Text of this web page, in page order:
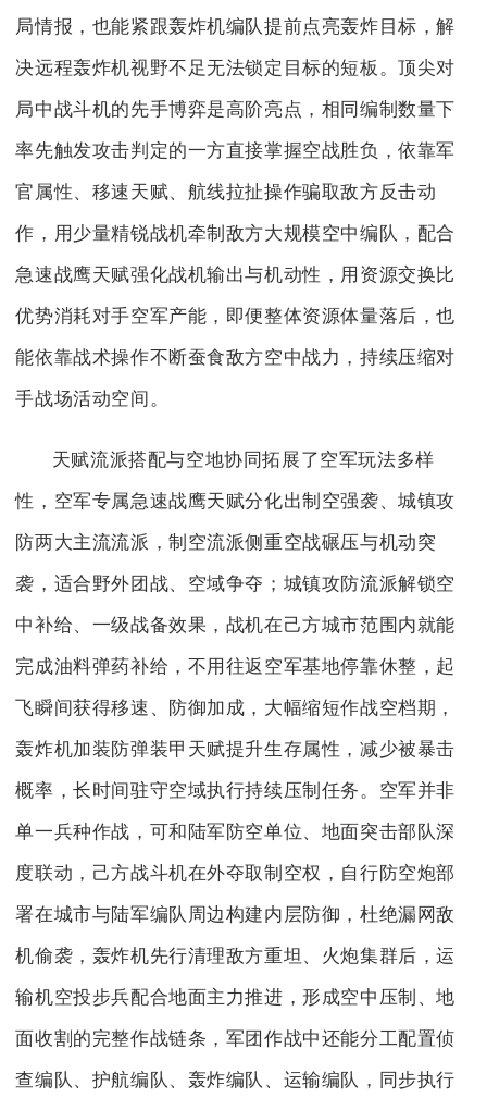
局情报，也能紧跟轰炸机编队提前点亮轰炸目标，解
决远程轰炸机视野不足无法锁定目标的短板。顶尖对
局中战斗机的先手博弈是高阶亮点，相同编制数量下
率先触发攻击判定的一方直接掌握空战胜负，依靠军
官属性、移速天赋、航线拉扯操作骗取敌方反击动
作，用少量精锐战机牵制敌方大规模空中编队，配合
急速战鹰天赋强化战机输出与机动性，用资源交换比
优势消耗对手空军产能，即便整体资源体量落后，也
能依靠战术操作不断蚕食敌方空中战力，持续压缩对
手战场活动空间。
天赋流派搭配与空地协同拓展了空军玩法多样
性，空军专属急速战鹰天赋分化出制空强袭、城镇攻
防两大主流流派，制空流派侧重空战碾压与机动突
袭，适合野外团战、空域争夺；城镇攻防流派解锁空
中补给、一级战备效果，战机在己方城市范围内就能
完成油料弹药补给，不用往返空军基地停靠休整，起
飞瞬间获得移速、防御加成，大幅缩短作战空档期，
轰炸机加装防弹装甲天赋提升生存属性，减少被暴击
概率，长时间驻守空域执行持续压制任务。空军并非
单一兵种作战，可和陆军防空单位、地面突击部队深
度联动，己方战斗机在外夺取制空权，自行防空炮部
署在城市与陆军编队周边构建内层防御，杜绝漏网敌
机偷袭，轰炸机先行清理敌方重坦、火炮集群后，运
输机空投步兵配合地面主力推进，形成空中压制、地
面收割的完整作战链条，军团作战中还能分工配置侦
查编队、护航编队、轰炸编队、运输编队，同步执行